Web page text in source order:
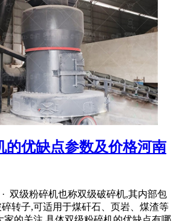
的优缺点参数及价格河南
· 双级粉碎机也称双级破碎机,其内部包
转子,可适用于煤矸石、页岩、煤渣等